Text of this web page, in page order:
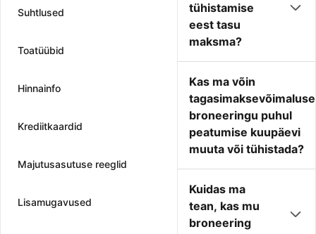
Suhtlused
Toatüübid
Hinnainfo
Krediitkaardid
Majutusasutuse reeglid
Lisamugavused
tühistamise
eest tasu
maksma?
Kas ma võin
broneeringu puhul
peatumise kuupäevi
muuta või tühistada?
Kuidas ma
tean, kas mu
broneering